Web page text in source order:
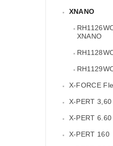
XNANO
XNANO
X-FORCE
X-PERT 3,60
X-PERT 6.60
X-PERT 160